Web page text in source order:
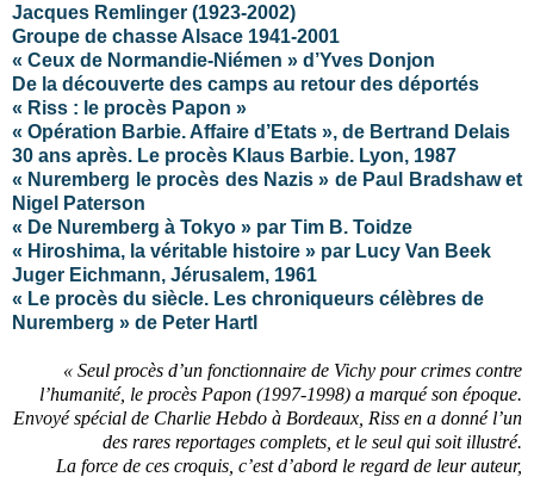
Jacques Remlinger (1923-2002)
Groupe de chasse Alsace 1941-2001
« Ceux de Normandie-Niémen » d’Yves Donjon
De la découverte des camps au retour des déportés
« Riss : le procès Papon »
« Opération Barbie. Affaire d’Etats », de Bertrand Delais
30 ans après. Le procès Klaus Barbie. Lyon, 1987
« Nuremberg le procès des Nazis » de Paul Bradshaw et
Nigel Paterson
« De Nuremberg à Tokyo » par Tim B. Toidze
« Hiroshima, la véritable histoire » par Lucy Van Beek
Juger Eichmann, Jérusalem, 1961
« Le procès du siècle. Les chroniqueurs célèbres de
Nuremberg » de Peter Hartl
« Seul procès d’un fonctionnaire de Vichy pour crimes contre
l’humanité, le procès Papon (1997-1998) a marqué son époque.
Envoyé spécial de Charlie Hebdo à Bordeaux, Riss en a donné l’un
des rares reportages complets, et le seul qui soit illustré.
La force de ces croquis, c’est d’abord le regard de leur auteur,